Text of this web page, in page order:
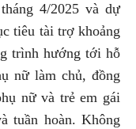
4/2025 và dự
tiêu tài trợ khoảng
trình hướng tới hỗ
nữ làm chủ, đồng
nữ và trẻ em gái
tuần hoàn. Không